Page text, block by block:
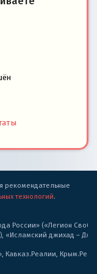
рекомендательные
технологий.
России» («Легион
«Исламский джихад –
Кавказ.Реалии,